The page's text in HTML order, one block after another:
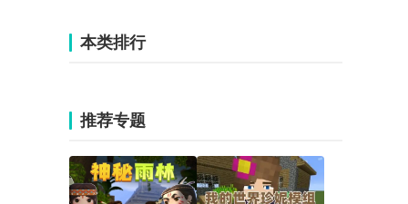
本类排行
推荐专题